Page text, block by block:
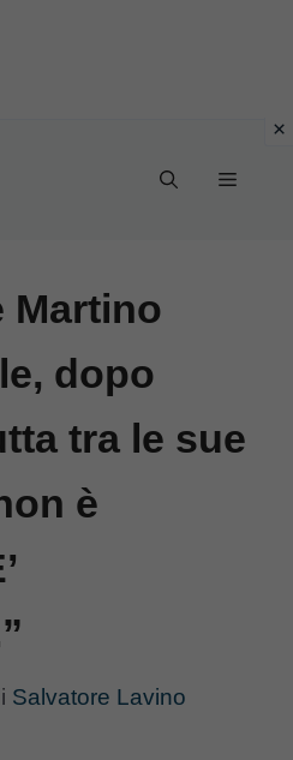
Menu
Martino
dopo
tra le sue
è
Salvatore Lavino